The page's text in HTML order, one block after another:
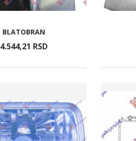
BLATOBRAN
4.544,21 RSD